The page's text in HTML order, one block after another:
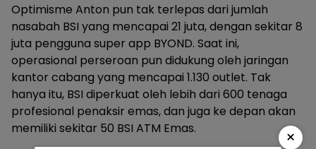
Optimisme Anton pun tak terlepas dari jumlah
nasabah BSI yang mencapai 21 juta, dengan sekitar 8
juta pengguna super app BYOND. Saat ini,
operasional perseroan pun didukung oleh jaringan
kantor cabang yang mencapai 1.130 outlet. Tak
hanya itu, BSI diperkuat oleh lebih dari 600 tenaga
profesional penaksir emas, dan juga ke depan akan
memiliki sekitar 50 BSI ATM Emas.
×